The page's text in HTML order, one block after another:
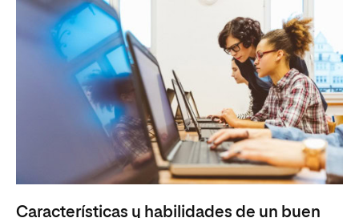
Características y habilidades de un buen